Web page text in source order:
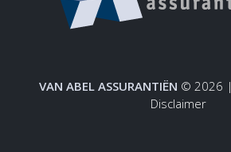
VAN ABEL ASSURANTIËN © 2026 |
Disclaimer